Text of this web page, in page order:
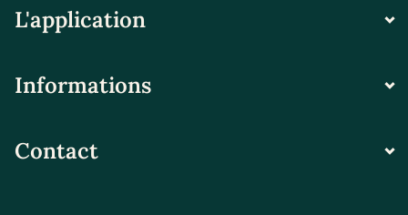
L'application
Informations
Contact